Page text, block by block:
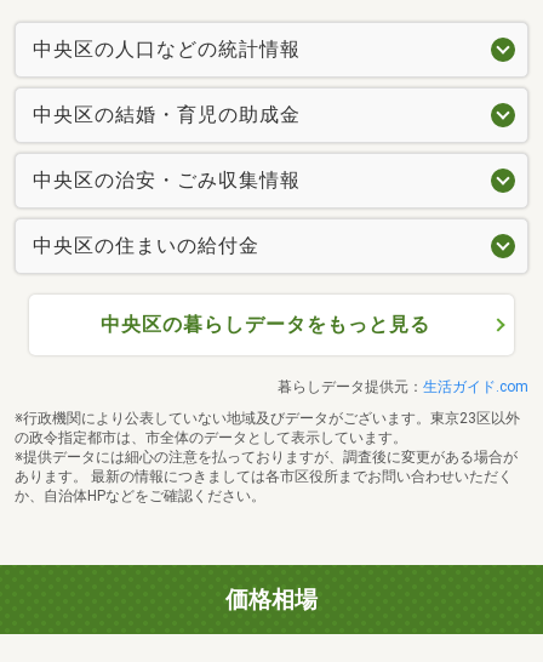
中央区の人口などの統計情報
中央区の結婚・育児の助成金
中央区の治安・ごみ収集情報
中央区の住まいの給付金
中央区の暮らしデータをもっと見る
暮らしデータ提供元： 生活ガイド.com
※行政機関により公表していない地域及びデータがございます。東京23区以外
の政令指定都市は、市全体のデータとして表示しています。
※提供データには細心の注意を払っておりますが、調査後に変更がある場合が
あります。 最新の情報につきましては各市区役所までお問い合わせいただく
か、自治体HPなどをご確認ください。
価格相場